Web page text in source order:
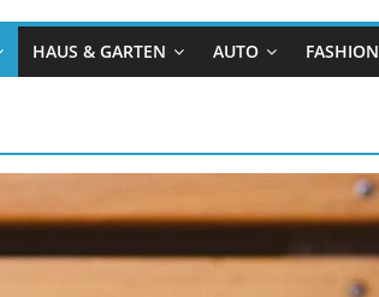
HAUS & GARTEN AUTO FASHION